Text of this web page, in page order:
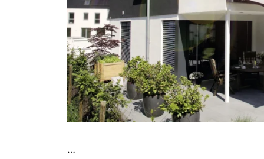
…